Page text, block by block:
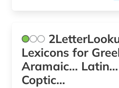
autor (9)
Zypern (1)
2LetterLookup -
Lexicons for
Aramaic...
Coptic...